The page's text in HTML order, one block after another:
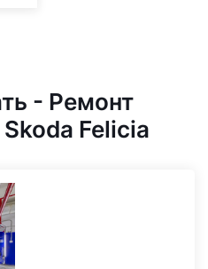
- Ремонт
Felicia